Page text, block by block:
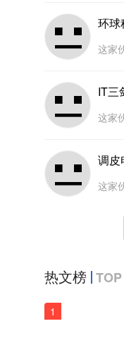
环球
这家
IT三
这家
调皮
这家
热文榜 TOP
1